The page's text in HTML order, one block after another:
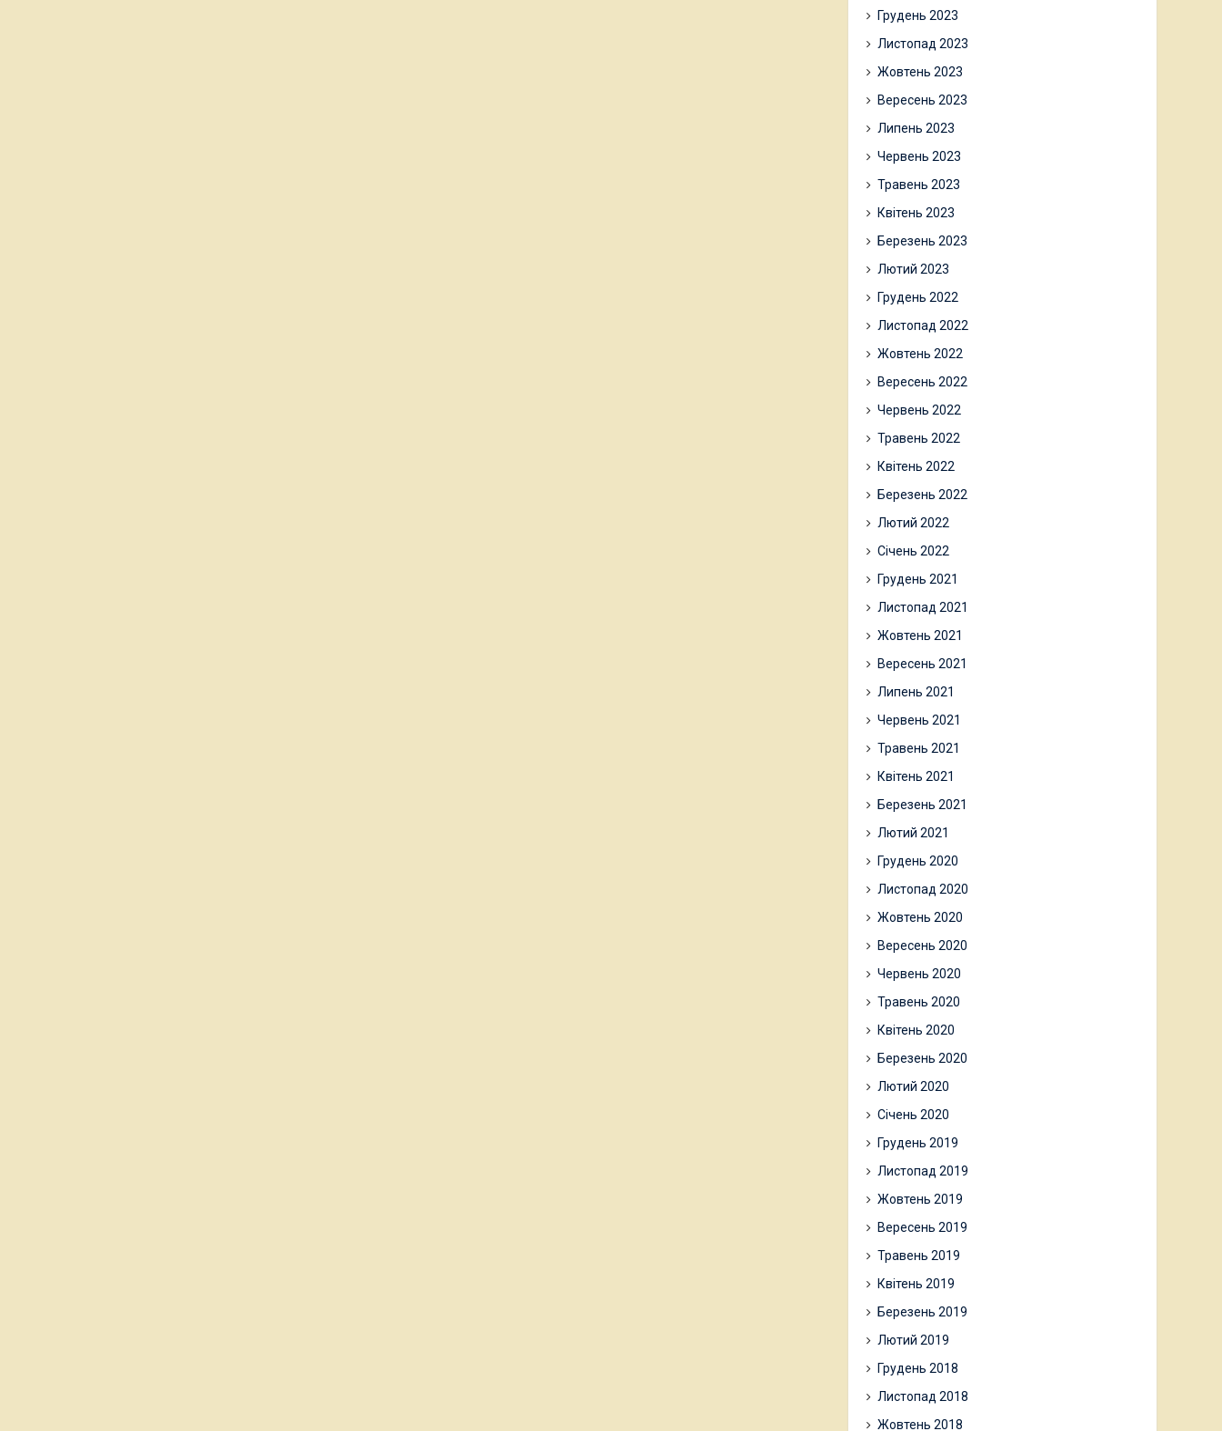
Грудень 2023
Листопад 2023
Жовтень 2023
Вересень 2023
Липень 2023
Червень 2023
Травень 2023
Квітень 2023
Березень 2023
Лютий 2023
Грудень 2022
Листопад 2022
Жовтень 2022
Вересень 2022
Червень 2022
Травень 2022
Квітень 2022
Березень 2022
Лютий 2022
Січень 2022
Грудень 2021
Листопад 2021
Жовтень 2021
Вересень 2021
Липень 2021
Червень 2021
Травень 2021
Квітень 2021
Березень 2021
Лютий 2021
Грудень 2020
Листопад 2020
Жовтень 2020
Вересень 2020
Червень 2020
Травень 2020
Квітень 2020
Березень 2020
Лютий 2020
Січень 2020
Грудень 2019
Листопад 2019
Жовтень 2019
Вересень 2019
Травень 2019
Квітень 2019
Березень 2019
Лютий 2019
Грудень 2018
Листопад 2018
Жовтень 2018